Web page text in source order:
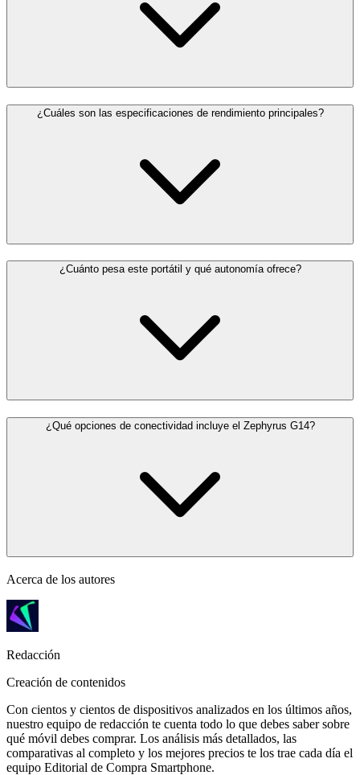
¿Cuáles son las especificaciones de rendimiento principales?
¿Cuánto pesa este portátil y qué autonomía ofrece?
¿Qué opciones de conectividad incluye el Zephyrus G14?
Acerca de los autores
Redacción
Creación de contenidos
Con cientos y cientos de dispositivos analizados en los últimos años,
nuestro equipo de redacción te cuenta todo lo que debes saber sobre
qué móvil debes comprar. Los análisis más detallados, las
comparativas al completo y los mejores precios te los trae cada día el
equipo Editorial de Compra Smartphone.